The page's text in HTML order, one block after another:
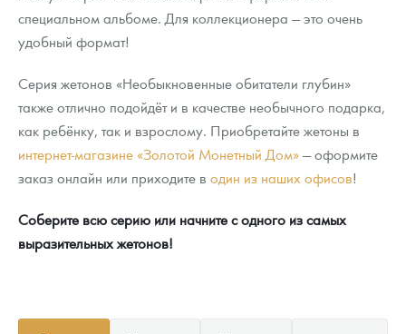
специальном альбоме. Для коллекционера — это очень
удобный формат!
Серия жетонов «Необыкновенные обитатели глубин»
также отлично подойдёт и в качестве необычного подарка,
как ребёнку, так и взрослому. Приобретайте жетоны в
интернет-магазине «Золотой Монетный Дом»— оформите
заказ онлайн или приходите в один из наших офисов!
Соберите всю серию или начните с одного из самых
выразительных жетонов!